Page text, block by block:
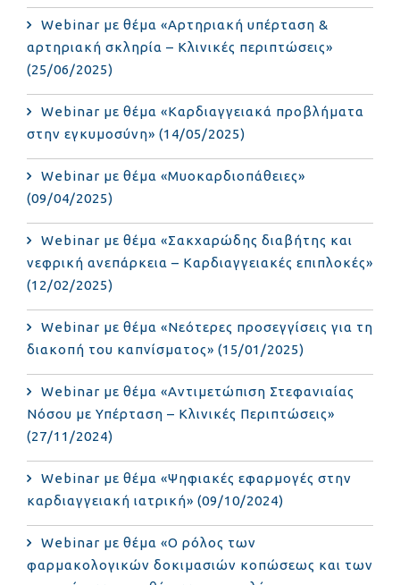
Webinar με θέμα «Αρτηριακή υπέρταση &
αρτηριακή σκληρία – Κλινικές περιπτώσεις»
(25/06/2025)
Webinar με θέμα «Καρδιαγγειακά προβλήματα
στην εγκυμοσύνη» (14/05/2025)
Webinar με θέμα «Μυοκαρδιοπάθειες»
(09/04/2025)
Webinar με θέμα «Σακχαρώδης διαβήτης και
νεφρική ανεπάρκεια – Καρδιαγγειακές επιπλοκές»
(12/02/2025)
Webinar με θέμα «Νεότερες προσεγγίσεις για τη
διακοπή του καπνίσματος» (15/01/2025)
Webinar με θέμα «Αντιμετώπιση Στεφανιαίας
Νόσου με Υπέρταση – Κλινικές Περιπτώσεις»
(27/11/2024)
Webinar με θέμα «Ψηφιακές εφαρμογές στην
καρδιαγγειακή ιατρική» (09/10/2024)
Webinar με θέμα «Ο ρόλος των
φαρμακολογικών δοκιμασιών κοπώσεως και των